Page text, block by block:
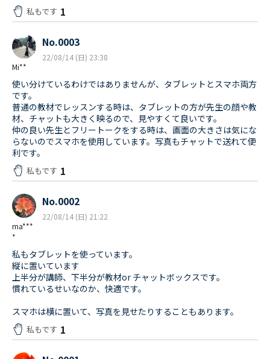
私もです 1
Mi**
No.0003
22/08/14 (日) 23:38
使い分けているわけではありませんが、タブレットとスマホ両方
です。
普通の教材でレッスンする時は、タブレットの方が先生の顔や教
材、チャットも大きく映るので、見やすくて良いです。
仲の良い先生とフリートークをする時は、画面の大きさは気にな
らないのでスマホを使用しています。写真もチャットで送れて便
利です。
私もです 1
ma***
*
No.0002
22/08/14 (日) 21:22
私もタブレットを使っています。
縦に置いています
上半分が講師、下半分が教材or チャットボックスです。
慣れているせいなのか、快適です。
スマホは横に置いて、写真を見せたりすることもあります。
私もです 1